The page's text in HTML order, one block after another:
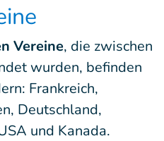
Vereine, die zwischen
wurden, befinden
Frankreich,
Deutschland,
und Kanada.